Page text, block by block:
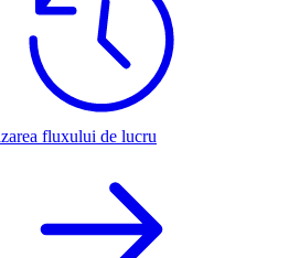
fluxului de lucru